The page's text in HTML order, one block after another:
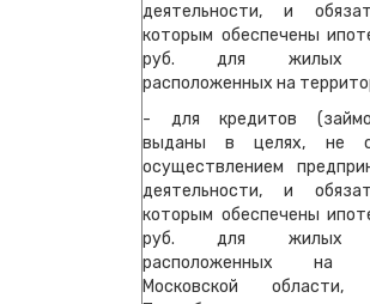
деятельности, и
которым обеспечены
руб. для жилых
расположенных на
- для кредитов
выданы в целях, не
осуществлением
деятельности, и
которым обеспечены
руб. для жилых
расположенных на
Московской